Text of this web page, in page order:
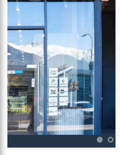
Tremus Las
Condes
Ver Tienda